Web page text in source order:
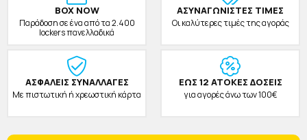
BOX NOW
Παράδοση σε ένα από τα 2.400
lockers πανελλαδικά
ΑΣΥΝΑΓΩΝΙΣΤΕΣ ΤΙΜΕΣ
Οι καλύτερες τιμές της αγοράς
ΑΣΦΑΛΕΙΣ ΣΥΝΑΛΛΑΓΕΣ
Με πιστωτική ή χρεωστική κάρτα
ΕΩΣ 12 ΑΤΟΚΕΣ ΔΟΣΕΙΣ
για αγορές άνω των 100€